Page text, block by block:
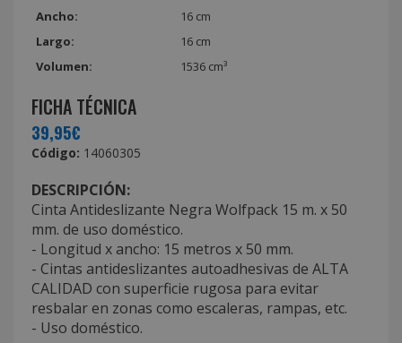
Ancho:
16 cm
Largo:
16 cm
Volumen:
1536 cm³
FICHA TÉCNICA
39,95€
Código: 14060305
DESCRIPCIÓN:
Cinta Antideslizante Negra Wolfpack 15 m. x 50
mm. de uso doméstico.
- Longitud x ancho: 15 metros x 50 mm.
- Cintas antideslizantes autoadhesivas de ALTA
CALIDAD con superficie rugosa para evitar
resbalar en zonas como escaleras, rampas, etc.
- Uso doméstico.